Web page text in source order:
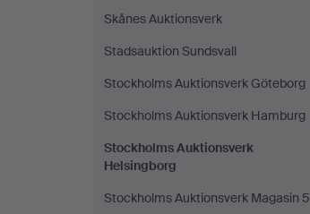
Skånes Auktionsverk
Stadsauktion Sundsvall
Stockholms Auktionsverk Göteborg
Stockholms Auktionsverk Hamburg
Stockholms Auktionsverk
Helsingborg
Stockholms Auktionsverk Magasin 5